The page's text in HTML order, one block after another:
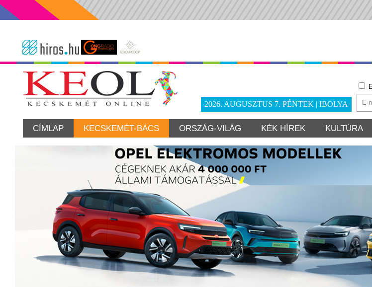
2026. AUGUSZTUS 7. PÉNTEK | IBOLYA
CÍMLAP KECSKEMÉT-BÁCS ORSZÁG-VILÁG KÉK HÍREK KULTÚRA